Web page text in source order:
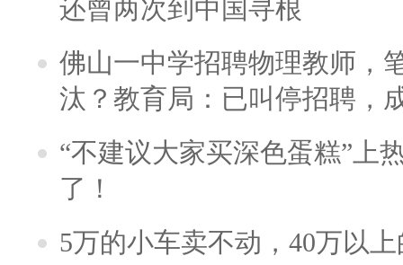
还曾两次到中国寻根
佛山一中学招聘物理教师，
汰？教育局：已叫停招聘，
“不建议大家买深色蛋糕”上
了！
5万的小车卖不动，40万以